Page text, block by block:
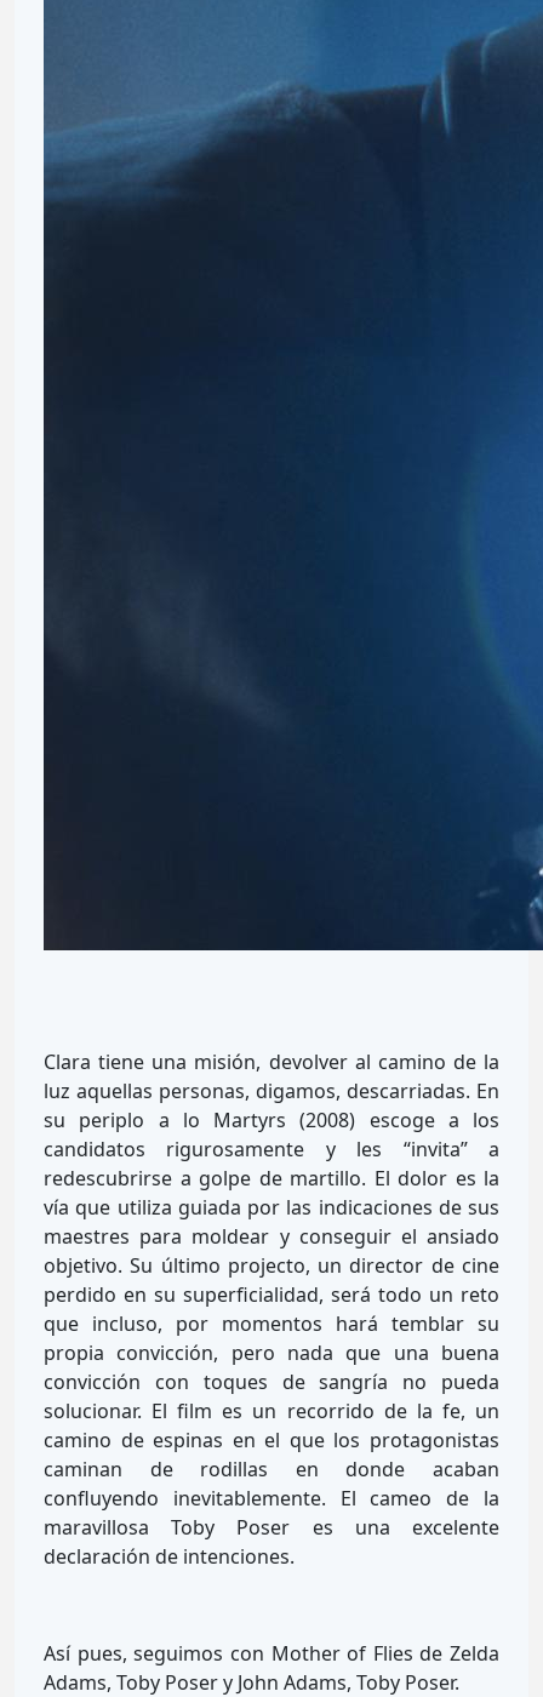
Clara tiene una misión, devolver al camino de la
luz aquellas personas, digamos, descarriadas. En
su periplo a lo Martyrs (2008) escoge a los
candidatos rigurosamente y les “invita” a
redescubrirse a golpe de martillo. El dolor es la
vía que utiliza guiada por las indicaciones de sus
maestres para moldear y conseguir el ansiado
objetivo. Su último projecto, un director de cine
perdido en su superficialidad, será todo un reto
que incluso, por momentos hará temblar su
propia convicción, pero nada que una buena
convicción con toques de sangría no pueda
solucionar. El film es un recorrido de la fe, un
camino de espinas en el que los protagonistas
caminan de rodillas en donde acaban
confluyendo inevitablemente. El cameo de la
maravillosa Toby Poser es una excelente
declaración de intenciones.
Así pues, seguimos con Mother of Flies de Zelda
Adams, Toby Poser y John Adams, Toby Poser.